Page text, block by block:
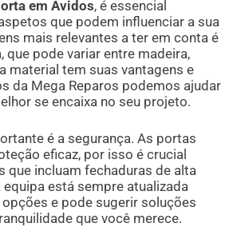
em Avidos, é essencial
que podem influenciar a sua
mais relevantes a ter em conta é
que pode variar entre madeira,
material tem suas vantagens e
da Mega Reparos podemos ajudar
se encaixa no seu projeto.
é a segurança. As portas
eficaz, por isso é crucial
que incluam fechaduras de alta
está sempre atualizada
e pode sugerir soluções
que você merece.